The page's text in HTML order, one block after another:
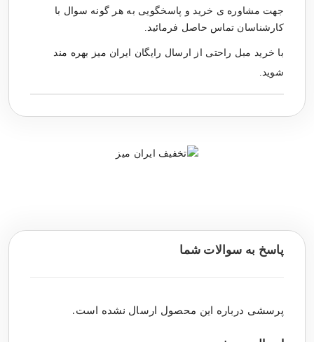
جهت مشاوره ی خرید و پاسخگویی به هر گونه سوال با
کارشناسان تماس حاصل فرمائید.
باخرید مبل راحتیاز ارسال رایگان ایران میز بهره مند
شوید.
پاسخ به سوالات شما
پرسشی درباره این محصول ارسال نشده است.